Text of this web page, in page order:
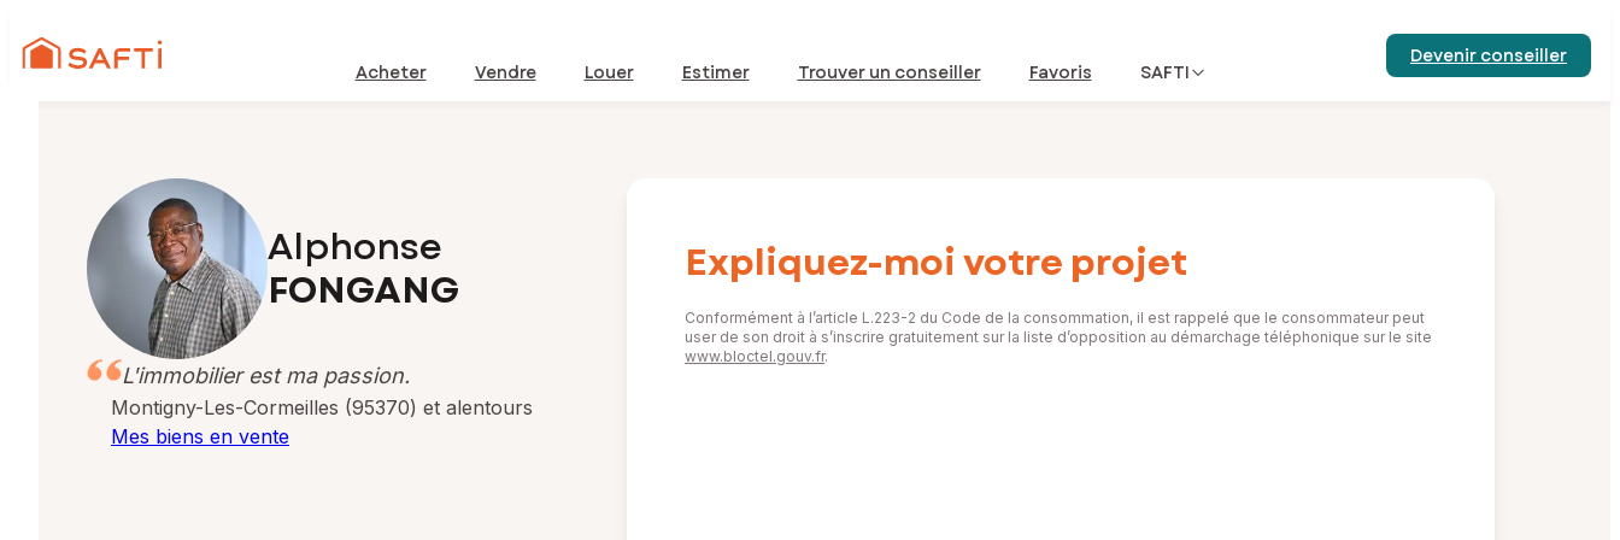
Acheter Vendre Louer Estimer Trouver un conseiller Favoris SAFTI
Devenir conseiller
Alphonse
FONGANG
L'immobilier est ma passion.
Montigny-Les-Cormeilles (95370) et alentours
Mes biens en vente
Expliquez-moi votre projet
Conformément à l’article L.223-2 du Code de la consommation, il est rappelé que le consommateur peut
user de son droit à s’inscrire gratuitement sur la liste d’opposition au démarchage téléphonique sur le site
www.bloctel.gouv.fr.